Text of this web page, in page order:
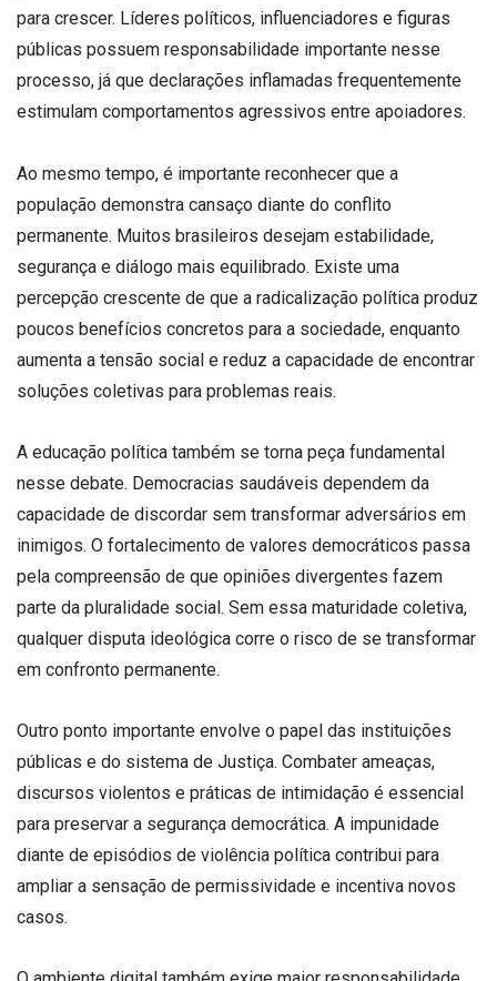
para crescer. Líderes políticos, influenciadores e figuras
públicas possuem responsabilidade importante nesse
processo, já que declarações inflamadas frequentemente
estimulam comportamentos agressivos entre apoiadores.
Ao mesmo tempo, é importante reconhecer que a
população demonstra cansaço diante do conflito
permanente. Muitos brasileiros desejam estabilidade,
segurança e diálogo mais equilibrado. Existe uma
percepção crescente de que a radicalização política produz
poucos benefícios concretos para a sociedade, enquanto
aumenta a tensão social e reduz a capacidade de encontrar
soluções coletivas para problemas reais.
A educação política também se torna peça fundamental
nesse debate. Democracias saudáveis dependem da
capacidade de discordar sem transformar adversários em
inimigos. O fortalecimento de valores democráticos passa
pela compreensão de que opiniões divergentes fazem
parte da pluralidade social. Sem essa maturidade coletiva,
qualquer disputa ideológica corre o risco de se transformar
em confronto permanente.
Outro ponto importante envolve o papel das instituições
públicas e do sistema de Justiça. Combater ameaças,
discursos violentos e práticas de intimidação é essencial
para preservar a segurança democrática. A impunidade
diante de episódios de violência política contribui para
ampliar a sensação de permissividade e incentiva novos
casos.